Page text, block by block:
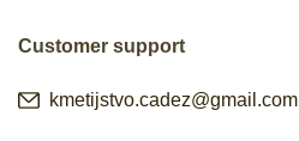
Customer support
kmetijstvo.cadez@gmail.com